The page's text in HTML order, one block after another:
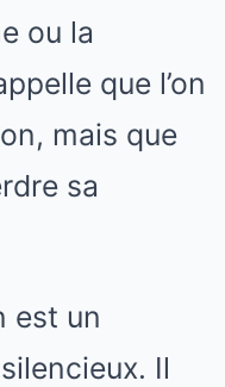
ou la
que l’on
mais que
sa
est un
Il